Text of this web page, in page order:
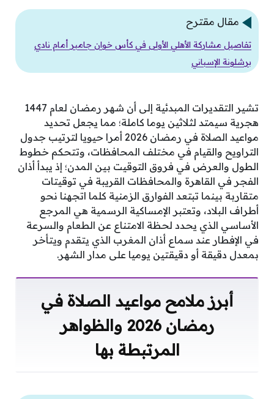
مقال مقترح
تفاصيل مشاركة الأهلي الأولى في كأس خوان جامبر أمام نادي
برشلونة الإسباني
تشير التقديرات المبدئية إلى أن شهر رمضان لعام 1447
هجرية سيمتد لثلاثين يوما كاملة؛ مما يجعل تحديد
مواعيد الصلاة في رمضان 2026 أمرا حيويا لترتيب جدول
التراويح والقيام في مختلف المحافظات، وتتحكم خطوط
الطول والعرض في فروق التوقيت بين المدن؛ إذ يبدأ أذان
الفجر في القاهرة والمحافظات القريبة في توقيتات
متقاربة بينما تبتعد الفوارق الزمنية كلما اتجهنا نحو
أطراف البلاد، وتعتبر الإمساكية الرسمية هي المرجع
الأساسي الذي يحدد لحظة الامتناع عن الطعام والسرعة
في الإفطار عند سماع أذان المغرب الذي يتقدم ويتأخر
بمعدل دقيقة أو دقيقتين يوميا على مدار الشهر.
أبرز ملامح مواعيد الصلاة في
رمضان 2026 والظواهر
المرتبطة بها